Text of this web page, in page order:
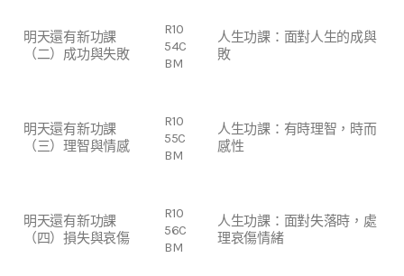
明天還有新功課
（二）成功與失敗
R10
54C
BM
人生功課：面對人生的成與
敗
明天還有新功課
（三）理智與情感
R10
55C
BM
人生功課：有時理智，時而
感性
明天還有新功課
（四）損失與哀傷
R10
56C
BM
人生功課：面對失落時，處
理哀傷情緒